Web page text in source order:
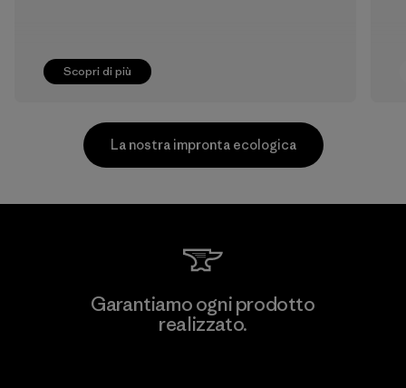
Scopri di più
Greentech Headgear Company
Limited - Chau Duc
La nostra impronta ecologica
Garantiamo ogni prodotto
realizzato.